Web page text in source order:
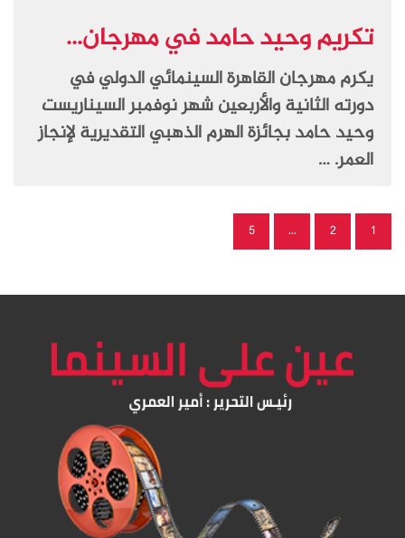
تكريم وحيد حامد في مهرجان...
يكرم مهرجان القاهرة السينمائي الدولي في
دورته الثانية والأربعين شهر نوفمبر السيناريست
وحيد حامد بجائزة الهرم الذهبي التقديرية لإنجاز
العمر. …
1
2
…
5